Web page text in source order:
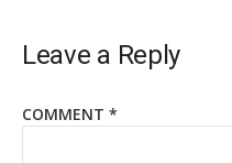
Leave a Reply
COMMENT *